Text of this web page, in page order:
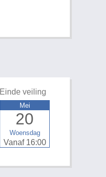
Einde veiling
Woensdag
20
Mei
Vanaf 16:00